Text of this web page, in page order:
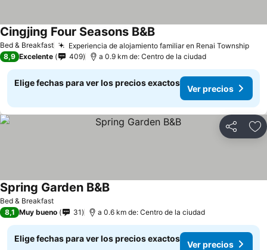
Bed & Breakfast Experiencia de alojamiento familiar en Renai TownshipVer
Cingjing Four Seasons B&BVer precios
8,9 Excelente 409 a 0.9 km de: Centro de la ciudad
Elige fechas para ver los precios exactos
Ver precios
Compartir
Bed & Breakfast
Spring Garden B&BVer precios
8,1 Muy bueno 31 a 0.6 km de: Centro de la ciudad
Elige fechas para ver los precios exactos
Ver precios